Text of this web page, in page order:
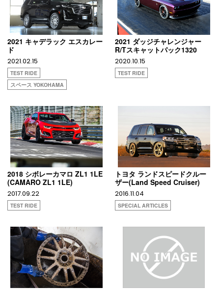
2021 キャデラック エスカレー
ド
2021.02.15
TEST RIDE
スペース YOKOHAMA
2021 ダッジチャレンジャー
R/Tスキャットパック1320
2020.10.15
TEST RIDE
2018 シボレーカマロ ZL1 1LE
(CAMARO ZL1 1LE)
2017.09.22
TEST RIDE
トヨタ ランドスピードクルー
ザー(Land Speed Cruiser)
2016.11.04
SPECIAL ARTICLES